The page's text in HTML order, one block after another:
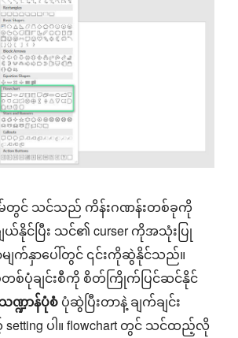
င် သင်သည် ကိန်းဂဏန်းတစ်ခုကို
ယ်နိုင်ပြီး သင်၏ curser ကိုအသုံးပြု
ာမျက်နှာပေါ်တွင် ၎င်းကိုဆွဲနိုင်သည်။
စ်ပုံချင်းစီကို စိတ်ကြိုက်ပြင်ဆင်နိုင်
ဏ္ဍာန်ပုံစံ ပုံဆွဲပြီးတာနဲ့ ချက်ချင်း
ပါ။ flowchart တွင် သင်ထည့်လို